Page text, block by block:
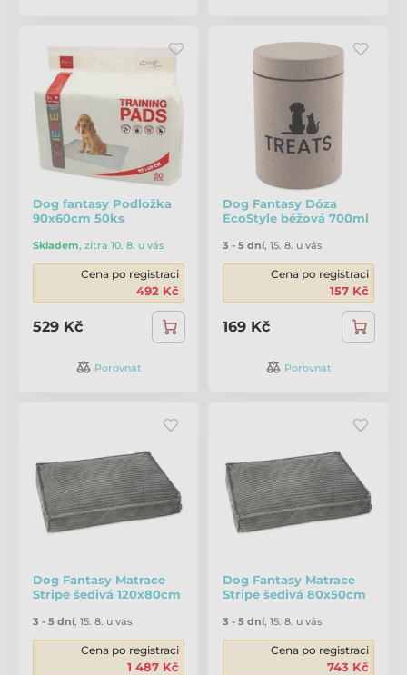
Dog fantasy Podložka
90x60cm 50ks
Skladem, zítra 10. 8. u vás
Cena po registraci
492 Kč
529 Kč
Porovnat
Dog Fantasy Dóza
EcoStyle béžová 700ml
3 - 5 dní, 15. 8. u vás
Cena po registraci
157 Kč
169 Kč
Porovnat
Dog Fantasy Matrace
Stripe šedivá 120x80cm
3 - 5 dní, 15. 8. u vás
Cena po registraci
1 487 Kč
Dog Fantasy Matrace
Stripe šedivá 80x50cm
3 - 5 dní, 15. 8. u vás
Cena po registraci
743 Kč